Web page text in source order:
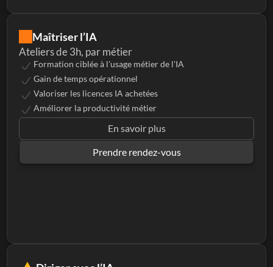
Maîtriser l’IA
Ateliers de 3h, par métier
Formation ciblée à l'usage métier de l'IA
Gain de temps opérationnel
Valoriser les licences IA achetées
Améliorer la productivité métier
En savoir plus
Prendre rendez-vous